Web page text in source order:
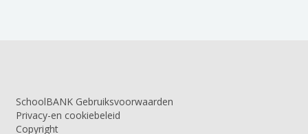
SchoolBANK Gebruiksvoorwaarden
Privacy-en cookiebeleid
Copyright